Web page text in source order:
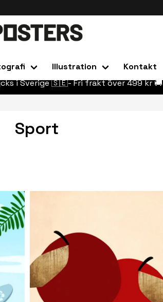
Illustration
Kontakt
i Sverige 🇸🇪- Fri frakt över 499 kr 🚚
Sport